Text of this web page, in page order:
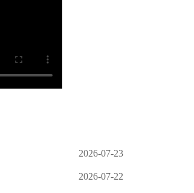
2026-07-23
2026-07-22